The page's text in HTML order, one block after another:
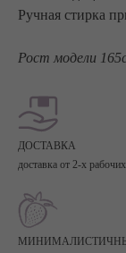
Ручная стирка
Рост модели
ДОСТАВКА
доставка от 2-х